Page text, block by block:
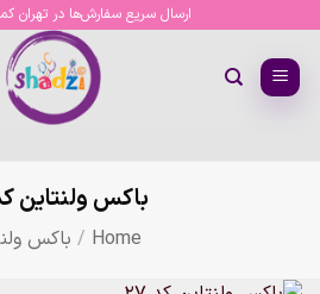
content
ارسال سریع سفارش‌ها در تهران
باکس ولنتاین کد
Home
/ باکس